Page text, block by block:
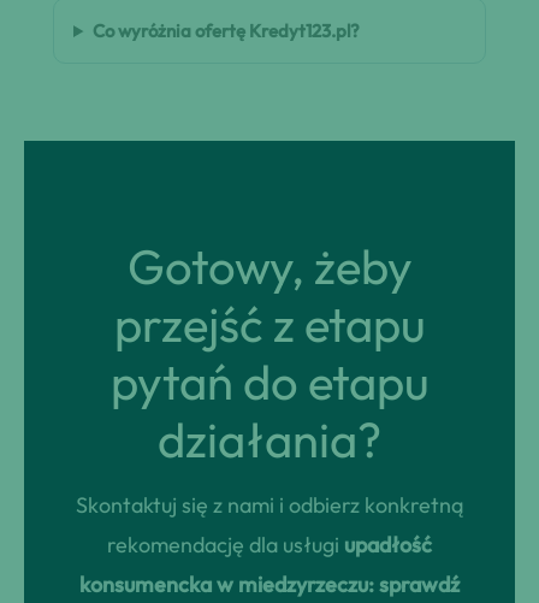
Co wyróżnia ofertę Kredyt123.pl?
Gotowy, żeby
przejść z etapu
pytań do etapu
działania?
Skontaktuj się z nami i odbierz konkretną
rekomendację dla usługi upadłość
konsumencka w miedzyrzeczu: sprawdź